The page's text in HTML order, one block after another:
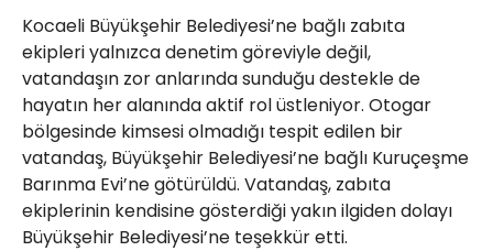
Kocaeli Büyükşehir Belediyesi’ne bağlı zabıta
ekipleri yalnızca denetim göreviyle değil,
vatandaşın zor anlarında sunduğu destekle de
hayatın her alanında aktif rol üstleniyor. Otogar
bölgesinde kimsesi olmadığı tespit edilen bir
vatandaş, Büyükşehir Belediyesi’ne bağlı Kuruçeşme
Barınma Evi’ne götürüldü. Vatandaş, zabıta
ekiplerinin kendisine gösterdiği yakın ilgiden dolayı
Büyükşehir Belediyesi’ne teşekkür etti.